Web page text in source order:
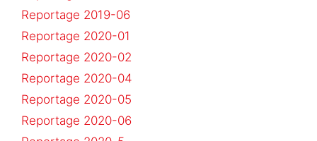
Reportage 2019-06
Reportage 2020-01
Reportage 2020-02
Reportage 2020-04
Reportage 2020-05
Reportage 2020-06